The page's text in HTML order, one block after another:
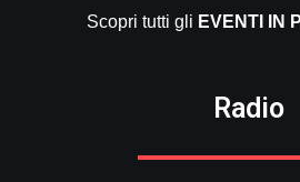
Scopri tutti gli EVENTI IN
Radio